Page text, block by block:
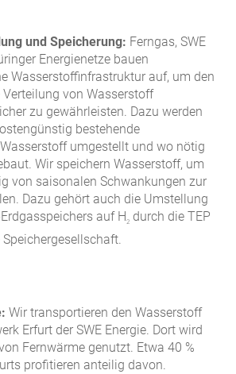
und Speicherung: Ferngas, SWE
Energienetze bauen
Wasserstoffinfrastruktur auf, um den
von Wasserstoff
zu gewährleisten. Dazu werden
bestehende
umgestellt und wo nötig
Wir speichern Wasserstoff, um
von saisonalen Schwankungen zur
Dazu gehört auch die Umstellung
auf H2durch die TEP
Wir transportieren den Wasserstoff
Erfurt der SWE Energie. Dort wird
Fernwärme genutzt. Etwa 40 %
profitieren anteilig davon.